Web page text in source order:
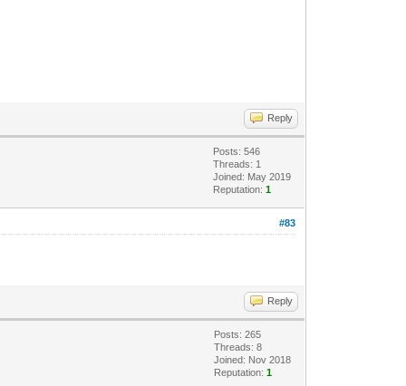
Reply
Posts: 546
Threads: 1
Joined: May 2019
Reputation:1
#83
Reply
Posts: 265
Threads: 8
Joined: Nov 2018
Reputation:1